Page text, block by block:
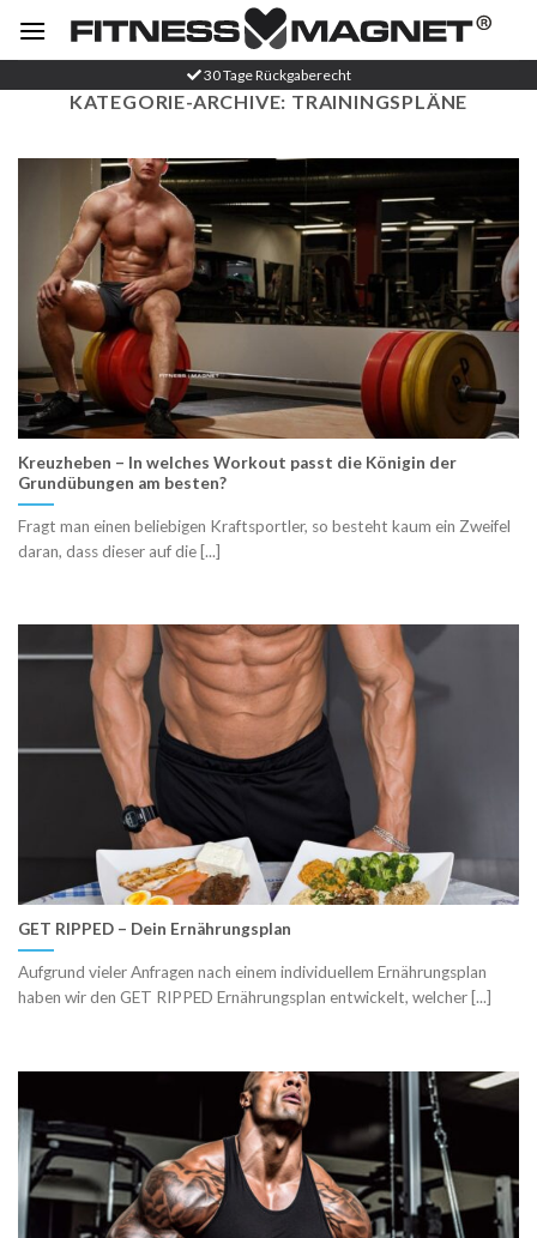
Inhalt
30 Tage Rückgaberecht
KATEGORIE-ARCHIVE: TRAININGSPLÄNE
Kreuzheben – In welches Workout passt die Königin der
Grundübungen am besten?
Fragt man einen beliebigen Kraftsportler, so besteht kaum ein Zweifel
daran, dass dieser auf die [...]
GET RIPPED – Dein Ernährungsplan
Aufgrund vieler Anfragen nach einem individuellem Ernährungsplan
haben wir den GET RIPPED Ernährungsplan entwickelt, welcher [...]